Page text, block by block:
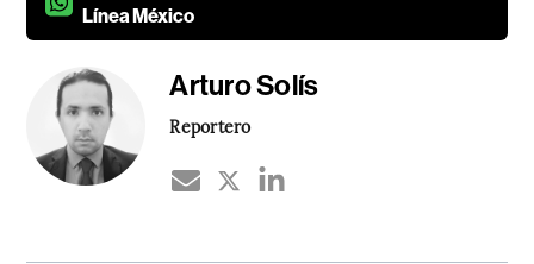
Línea México
Arturo Solís
Reportero